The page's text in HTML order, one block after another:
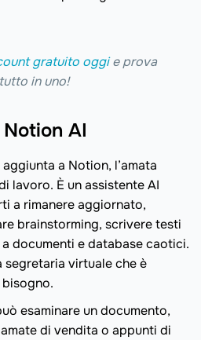
gratuito oggie prova
in uno!
AI
a Notion, l’amata
lavoro. È un assistente AI
a rimanere aggiornato,
brainstorming, scrivere testi
documenti e database caotici.
segretaria virtuale che è
esaminare un documento,
di vendita o appunti di